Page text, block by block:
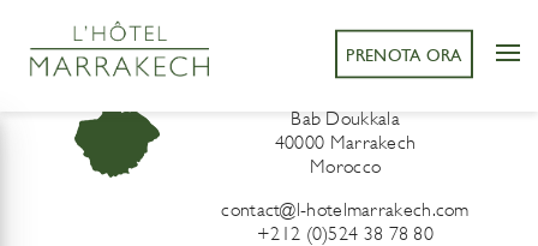
PRENOTA ORA
L’Hôtel Marrakech
Bab Doukkala
40000 Marrakech
Morocco
contact@l-hotelmarrakech.com
+212 (0)524 38 78 80